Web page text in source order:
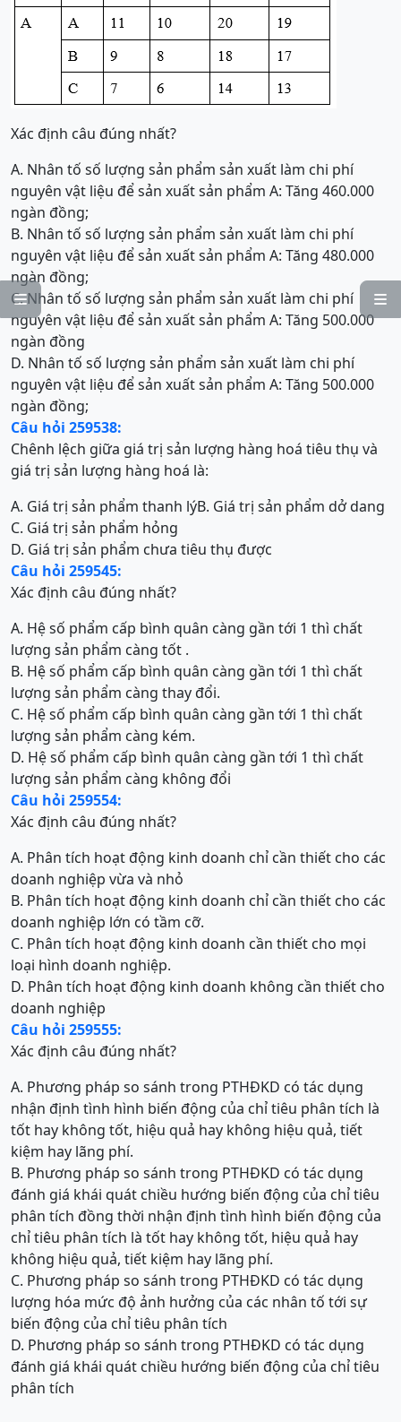


Xác định câu đúng nhất?
A. Nhân tố số lượng sản phẩm sản xuất làm chi phí
nguyên vật liệu để sản xuất sản phẩm A: Tăng 460.000
ngàn đồng;
B. Nhân tố số lượng sản phẩm sản xuất làm chi phí
nguyên vật liệu để sản xuất sản phẩm A: Tăng 480.000
ngàn đồng;
C. Nhân tố số lượng sản phẩm sản xuất làm chi phí
nguyên vật liệu để sản xuất sản phẩm A: Tăng 500.000
ngàn đồng
D. Nhân tố số lượng sản phẩm sản xuất làm chi phí
nguyên vật liệu để sản xuất sản phẩm A: Tăng 500.000
ngàn đồng;
Câu hỏi 259538:
Chênh lệch giữa giá trị sản lượng hàng hoá tiêu thụ và
giá trị sản lượng hàng hoá là:
A. Giá trị sản phẩm thanh lýB. Giá trị sản phẩm dở dang
C. Giá trị sản phẩm hỏng
D. Giá trị sản phẩm chưa tiêu thụ được
Câu hỏi 259545:
Xác định câu đúng nhất?
A. Hệ số phẩm cấp bình quân càng gần tới 1 thì chất
lượng sản phẩm càng tốt .
B. Hệ số phẩm cấp bình quân càng gần tới 1 thì chất
lượng sản phẩm càng thay đổi.
C. Hệ số phẩm cấp bình quân càng gần tới 1 thì chất
lượng sản phẩm càng kém.
D. Hệ số phẩm cấp bình quân càng gần tới 1 thì chất
lượng sản phẩm càng không đổi
Câu hỏi 259554:
Xác định câu đúng nhất?
A. Phân tích hoạt động kinh doanh chỉ cần thiết cho các
doanh nghiệp vừa và nhỏ
B. Phân tích hoạt động kinh doanh chỉ cần thiết cho các
doanh nghiệp lớn có tầm cỡ.
C. Phân tích hoạt động kinh doanh cần thiết cho mọi
loại hình doanh nghiệp.
D. Phân tích hoạt động kinh doanh không cần thiết cho
doanh nghiệp
Câu hỏi 259555:
Xác định câu đúng nhất?
A. Phương pháp so sánh trong PTHĐKD có tác dụng
nhận định tình hình biến động của chỉ tiêu phân tích là
tốt hay không tốt, hiệu quả hay không hiệu quả, tiết
kiệm hay lãng phí.
B. Phương pháp so sánh trong PTHĐKD có tác dụng
đánh giá khái quát chiều hướng biến động của chỉ tiêu
phân tích đồng thời nhận định tình hình biến động của
chỉ tiêu phân tích là tốt hay không tốt, hiệu quả hay
không hiệu quả, tiết kiệm hay lãng phí.
C. Phương pháp so sánh trong PTHĐKD có tác dụng
lượng hóa mức độ ảnh hưởng của các nhân tố tới sự
biến động của chỉ tiêu phân tích
D. Phương pháp so sánh trong PTHĐKD có tác dụng
đánh giá khái quát chiều hướng biến động của chỉ tiêu
phân tích